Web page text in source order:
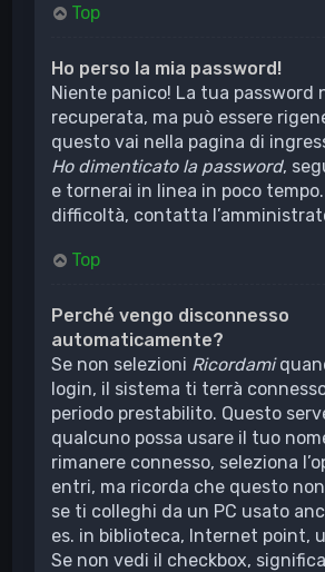
Top
Ho perso la mia password!
Niente panico! La tua password
recuperata, ma può essere
questo vai nella pagina di
Ho dimenticato la password,
e tornerai in linea in poco
difficoltà, contatta
Top
Perché vengo disconnesso
automaticamente?
Se non selezioni Ricordami
login, il sistema ti terrà
periodo prestabilito. Questo
qualcuno possa usare il tuo
rimanere connesso, seleziona
entri, ma ricorda che questo
se ti colleghi da un PC usato
es. in biblioteca, Internet point,
Se non vedi il checkbox,